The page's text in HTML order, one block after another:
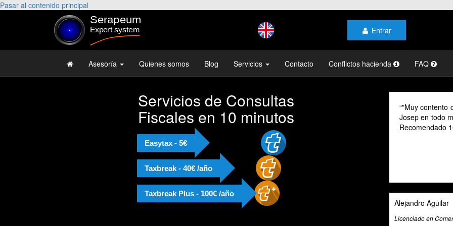
Pasar al contenido principal
Entrar
Asesoría Quienes somos Blog Servicios Contacto Conflictos hacienda FAQ
Servicios de Consultas
Fiscales en 10 minutos
Easytax - 5€
Taxbreak - 40€ /año
Taxbreak Plus - 100€ /año
"Muy contento
Josep en todo
Recomendado
Alejandro Aguilar
Licenciado en